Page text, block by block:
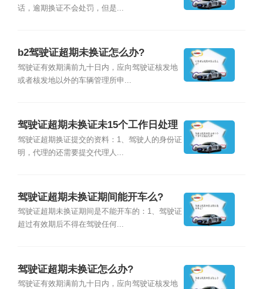
话，逾期换证不会处罚，但是...
b2驾驶证超期未换证怎么办?
驾驶证有效期满前九十日内，应向驾驶证核发地
或者核发地以外的车辆管理所申...
驾驶证超期未换证未15个工作日处理
会怎样?
驾驶证超期换证提交的资料：1、驾驶人的身份证
明，代理的还需要提交代理人...
驾驶证超期未换证期间能开车么?
驾驶证超期未换证期间是不能开车的：1、驾驶证
超过有效期后不得在驾驶任何...
驾驶证超期未换证怎么办?
驾驶证有效期满前九十日内，应向驾驶证核发地